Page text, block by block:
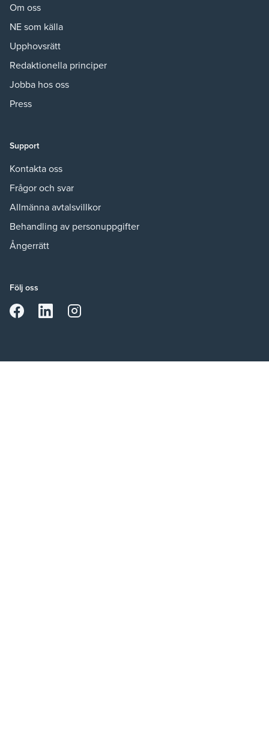
Om oss
NE som källa
Upphovsrätt
Redaktionella principer
Jobba hos oss
Press
Support
Kontakta oss
Frågor och svar
Allmänna avtalsvillkor
Behandling av personuppgifter
Ångerrätt
Följ oss